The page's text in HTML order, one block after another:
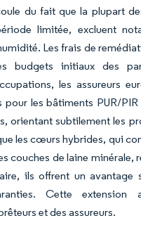
du fait que la plupart
limitée, excluent
Les frais de
budgets initiaux des
les assureurs
pour les bâtiments PUR/PIR
orientant subtilement les
les cœurs hybrides, qui
couches de laine minérale,
ils offrent un avantage
Cette extension
et des assureurs.